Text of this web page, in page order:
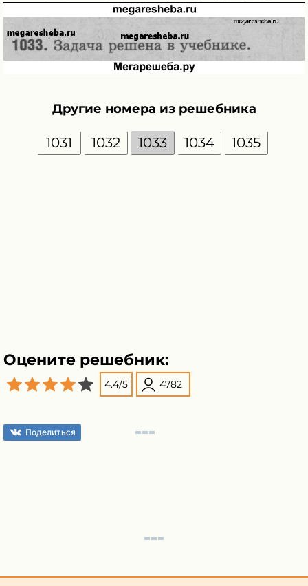
Другие номера из решебника
1031 1032 1033 1034 1035
Оцените решебник:
4.4/5 4782
Поделиться